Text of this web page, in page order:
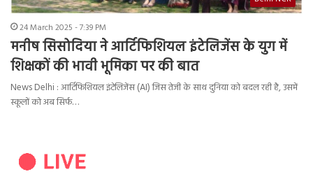
24 March 2025 - 7:39 PM
मनीष सिसोदिया ने आर्टिफिशियल इंटेलिजेंस के युग में
शिक्षकों की भावी भूमिका पर की बात
News Delhi : आर्टिफिशियल इंटेलिजेंस (AI) जिस तेजी के साथ दुनिया को बदल रही है, उसमें
स्कूलों को अब सिर्फ…